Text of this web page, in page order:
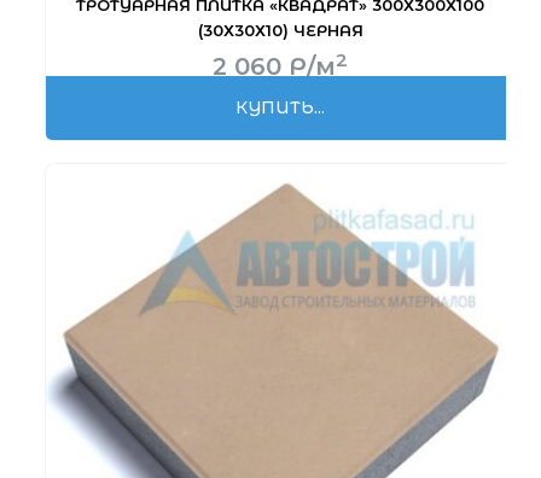
ТРОТУАРНАЯ ПЛИТКА «КВАДРАТ» 300Х300Х100
(30Х30Х10) ЧЕРНАЯ
2 060 Р/м2
КУПИТЬ...